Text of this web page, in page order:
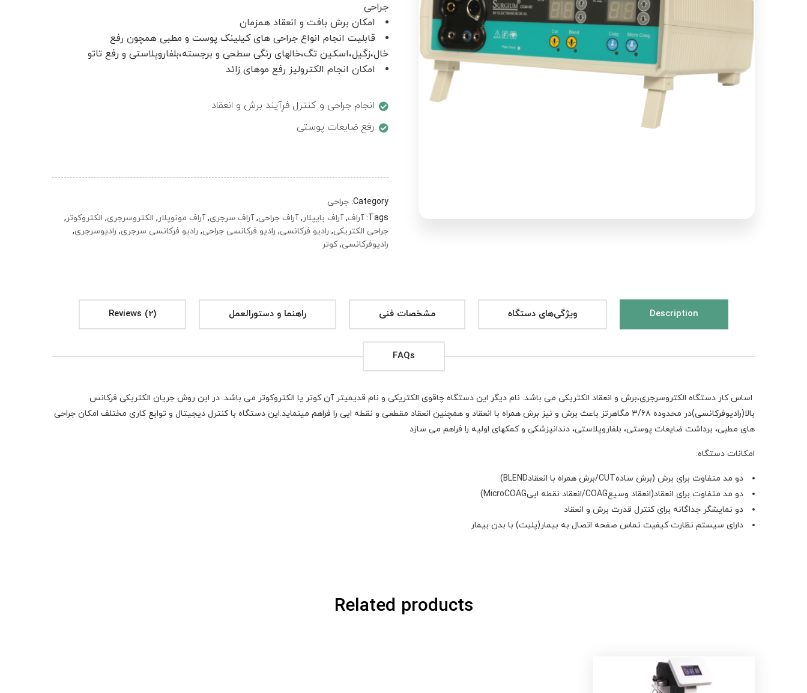
جراحی
امکان برش بافت و انعقاد همزمان
قابلیت انجام انواع جراحی های کیلینک پوست و مطبی همچون رفع
خال،زگیل،اسکین تگ،خالهای رنگی سطحی و برجسته،بلفاروپلاستی و رفع تاتو
امکان انجام الکترولیز رفع موهای زائد
انجام جراحی و کنترل فرِآیند برش و انعقاد
رفع ضایعات پوستی
Category: جراحی
Tags: آراف,آراف بایپلار,آراف جراحی,آراف سرجری,آراف مونوپلار, الکتروسرجری, الکتروکوتر,
جراحی الکتریکی, رادیو فرکانسی, رادیو فرکانسی جراحی, رادیو فرکانسی سرجری, رادیوسرجری,
رادیوفرکانسی,کوتر
Description ویژگی‌های دستگاه مشخصات فنی راهنما و دستورالعمل Reviews (2)
FAQs
اساس کار دستگاه الکتروسرجری،برش و انعقاد الکتریکی می باشد. نام دیگر این دستگاه چاقوی الکتریکی و نام قدیمیتر آن کوتر یا الکتروکوتر می باشد. در این روش جریان الکتریکی فرکانس
بالا(رادیوفرکانسی)در محدوده ۳/۶۸ مگاهرتز باعث برش و نیز برش همراه با انعقاد و همچنین انعقاد مقطعی و نقطه ایی را فراهم مینماید.این دستگاه با کنترل دیجیتال و توابع کاری مختلف امکان جراحی
های مطبی، برداشت ضایعات پوستی، بلفاروپلاستی، دندانپزشکی و کمکهای اولیه را فراهم می سازد
امکانات دستگاه:
دو مد متفاوت برای برش (برش سادهCUT/برش همراه با انعقادBLEND)
دو مد متفاوت برای انعقاد(انعقاد وسیعCOAG/انعقاد نقطه اییMicroCOAG)
دو نمایشگر جداگانه برای کنترل قدرت برش و انعقاد
دارای سیستم نظارت کیفیت تماس صفحه اتصال به بیمار(پلیت) با بدن بیمار
Related products